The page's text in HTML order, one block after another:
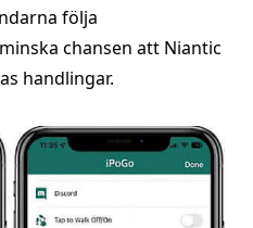
följa
chansen att Niantic
handlingar.